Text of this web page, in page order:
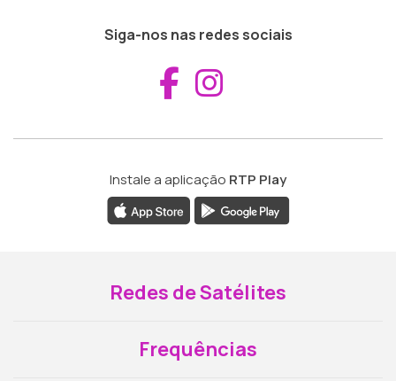
Siga-nos nas redes sociais
Aceder ao
Instale a aplicação RTP Play
Redes de Satélites
Frequências